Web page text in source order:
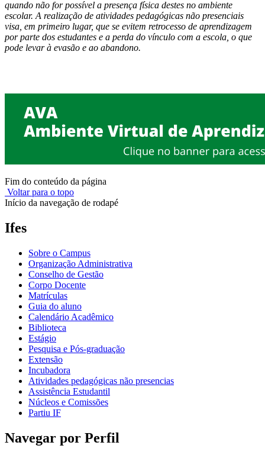
quando não for possível a presença física destes no ambiente
escolar. A realização de atividades pedagógicas não presenciais
visa, em primeiro lugar, que se evitem retrocesso de aprendizagem
por parte dos estudantes e a perda do vínculo com a escola, o que
pode levar à evasão e ao abandono.
Fim do conteúdo da página
Voltar para o topo
Início da navegação de rodapé
Ifes
Sobre o Campus
Organização Administrativa
Conselho de Gestão
Corpo Docente
Matrículas
Guia do aluno
Calendário Acadêmico
Biblioteca
Estágio
Pesquisa e Pós-graduação
Extensão
Incubadora
Atividades pedagógicas não presencias
Assistência Estudantil
Núcleos e Comissões
Partiu IF
Navegar por Perfil